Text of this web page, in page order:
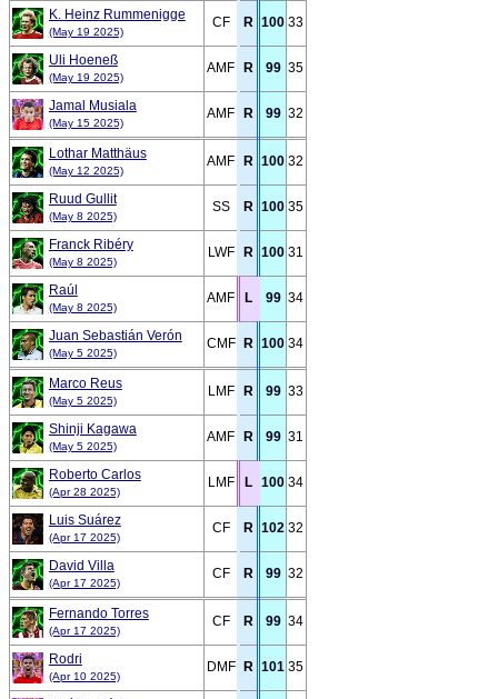
K. Heinz Rummenigge
(May 19 2025)
CF R 100 33
Uli Hoeneß
(May 19 2025)
AMF R 99 35
Jamal Musiala
(May 15 2025)
AMF R 99 32
Lothar Matthäus
(May 12 2025)
AMF R 100 32
Ruud Gullit
(May 8 2025)
SS R 100 35
Franck Ribéry
(May 8 2025)
LWF R 100 31
Raúl
(May 8 2025)
AMF L 99 34
Juan Sebastián Verón
(May 5 2025)
CMF R 100 34
Marco Reus
(May 5 2025)
LMF R 99 33
Shinji Kagawa
(May 5 2025)
AMF R 99 31
Roberto Carlos
(Apr 28 2025)
LMF L 100 34
Luis Suárez
(Apr 17 2025)
CF R 102 32
David Villa
(Apr 17 2025)
CF R 99 32
Fernando Torres
(Apr 17 2025)
CF R 99 34
Rodri
(Apr 10 2025)
DMF R 101 35